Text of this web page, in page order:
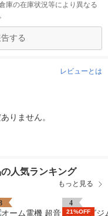
庫の在庫状況等により異なる
する
レビューとは
りません。
人気ランキング
もっと見る
4
21%OFF